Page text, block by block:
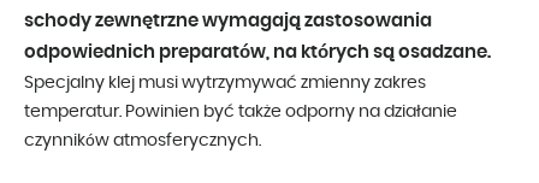
schody zewnętrzne wymagają zastosowania
odpowiednich preparatów, na których są osadzane.
Specjalny klej musi wytrzymywać zmienny zakres
temperatur. Powinien być także odporny na działanie
czynników atmosferycznych.